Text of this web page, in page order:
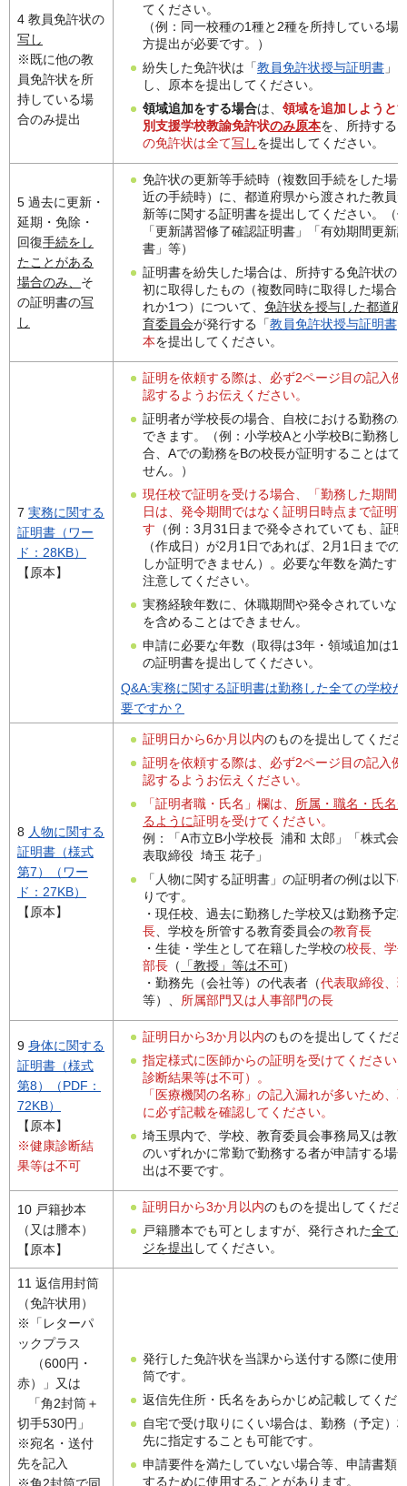
4 教員免許状の
写し
※既に他の教
員免許状を所
持している場
合のみ提出
てください。
（例：同一校種の1種と2種を所持している場
方提出が必要です。）
紛失した免許状は「教員免許状授与証明書 」
し、原本を提出してください。
領域追加をする場合は、 領域を追加しようと
別支援学校教諭免許状のみ原本を、所持する
の免許状は全て写しを提出してください。
5 過去に更新・
延期・免除・
回復手続をし
たことがある
場合のみ、 そ
の証明書の写
し
免許状の更新等手続時（複数回手続をした場
近の手続時）に、都道府県から渡された教員
新等に関する証明書を提出してください。（
「更新講習修了確認証明書」「有効期間更新
書」等）
証明書を紛失した場合は、所持する免許状の
初に取得したもの（複数同時に取得した場合
れか1つ）について、 免許状を授与した都道府
育委員会が発行する「教員免許状授与証明書
本を提出してください。
7 実務に関する
証明書（ワー
ド：28KB）
【原本】
証明を依頼する際は、必ず2ページ目の記入例
認するようお伝えください。
証明者が学校長の場合、自校における勤務の
できます。（例：小学校Aと小学校Bに勤務し
合、Aでの勤務をBの校長が証明することはで
せん。）
現任校で証明を受ける場合、「勤務した期間
日は、発令期間ではなく証明日時点まで証明
す （例：3月31日まで発令されていても、証
（作成日）が2月1日であれば、2月1日までの
しか証明できません）。必要な年数を満たす
注意してください。
実務経験年数に、休職期間や発令されていな
を含めることはできません。
申請に必要な年数（取得は3年・領域追加は1
の証明書を提出してください。
Q&A:実務に関する証明書は勤務した全ての学校
要ですか？
8 人物に関する
証明書（様式
第7）（ワー
ド：27KB）
【原本】
証明日から6か月以内のものを提出してくださ
証明を依頼する際は、必ず2ページ目の記入例
認するようお伝えください。
「証明者職・氏名」欄は、 所属・職名・氏名
るように証明を受けてください。
例：「A市立B小学校長 浦和 太郎」「株式会
表取締役 埼玉 花子」
「人物に関する証明書」の証明者の例は以下
りです。
・現任校、過去に勤務した学校又は勤務予定
長 、学校を所管する教育委員会の教育長
・生徒・学生として在籍した学校の校長、学
部長 （ 「教授」等は不可）
・勤務先（会社等）の代表者（代表取締役、
等）、 所属部門又は人事部門の長
9 身体に関する
証明書（様式
第8）（PDF：
72KB）
【原本】
※健康診断結
果等は不可
証明日から3か月以内のものを提出してくださ
指定様式に医師からの証明を受けてください
診断結果等は不可）。
「医療機関の名称」の記入漏れが多いため、
に必ず記載を確認してください。
埼玉県内で、学校、教育委員会事務局又は教
のいずれかに常勤で勤務する者が申請する場
出は不要です。
10 戸籍抄本
（又は謄本）
【原本】
証明日から3か月以内のものを提出してくださ
戸籍謄本でも可としますが、発行された全て
ジを提出 してください。
11 返信用封筒
（免許状用）
※「レターパ
ックプラス
（600円・
赤）」又は
「角2封筒＋
切手530円」
※宛名・送付
先を記入
発行した免許状を当課から送付する際に使用
筒です。
返信先住所・氏名をあらかじめ記載してくだ
自宅で受け取りにくい場合は、勤務（予定）
先に指定することも可能です。
申請要件を満たしていない場合等、申請書類
するために使用することがあります。